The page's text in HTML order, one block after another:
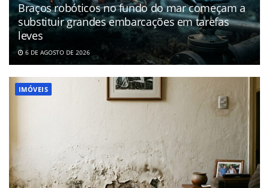
Braços robóticos no fundo do mar começam a
substituir grandes embarcações em tarefas
leves
6 DE AGOSTO DE 2026
IMÓVEIS